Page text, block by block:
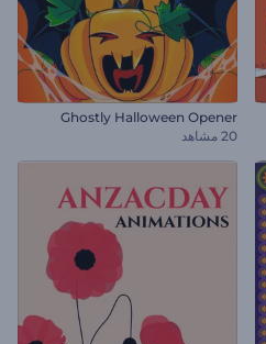
Ghostly Halloween Opener
20 مشاهد